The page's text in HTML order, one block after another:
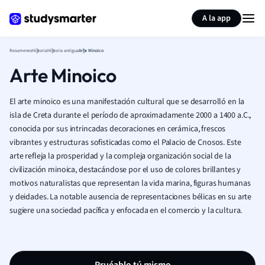
A la app
ResumenesHistoriaHistoria antiguaArte Minoico
Arte Minoico
El arte minoico es una manifestación cultural que se desarrolló en la
isla de Creta durante el período de aproximadamente 2000 a 1400 a.C.,
conocida por sus intrincadas decoraciones en cerámica, frescos
vibrantes y estructuras sofisticadas como el Palacio de Cnosos. Este
arte refleja la prosperidad y la compleja organización social de la
civilización minoica, destacándose por el uso de colores brillantes y
motivos naturalistas que representan la vida marina, figuras humanas
y deidades. La notable ausencia de representaciones bélicas en su arte
sugiere una sociedad pacífica y enfocada en el comercio y la cultura.
Resumir página